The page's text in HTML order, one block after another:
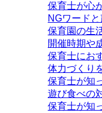
保育士が心
NGワード
保育園の生
開催時期や
保育士にお
体力づくり
保育士が知
遊び食べの
保育士が知